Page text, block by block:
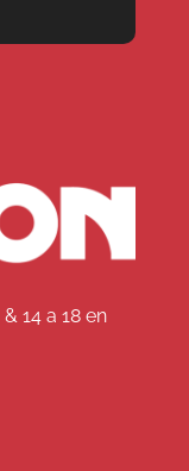
14 a 18 en